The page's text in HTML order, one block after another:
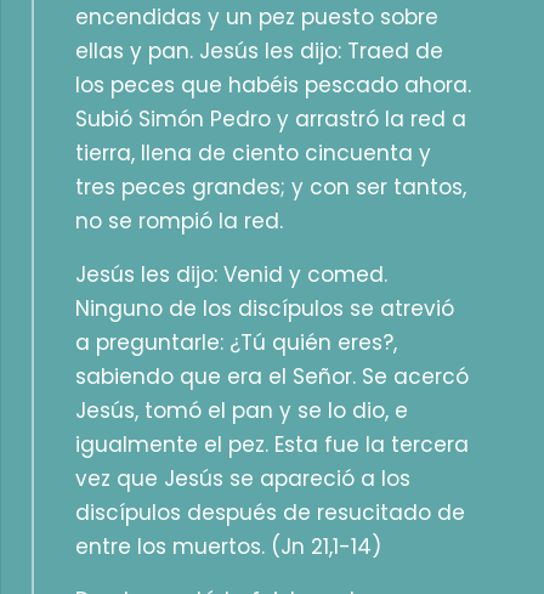
encendidas y un pez puesto sobre
ellas y pan. Jesús les dijo: Traed de
los peces que habéis pescado ahora.
Subió Simón Pedro y arrastró la red a
tierra, llena de ciento cincuenta y
tres peces grandes; y con ser tantos,
no se rompió la red.
Jesús les dijo: Venid y comed.
Ninguno de los discípulos se atrevió
a preguntarle: ¿Tú quién eres?,
sabiendo que era el Señor. Se acercó
Jesús, tomó el pan y se lo dio, e
igualmente el pez. Esta fue la tercera
vez que Jesús se apareció a los
discípulos después de resucitado de
entre los muertos. (Jn 21,1-14)